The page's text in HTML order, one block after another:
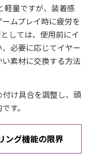
軽量ですが、装着感
ムプレイ時に疲労を
しては、使用前にイ
必要に応じてイヤー
素材に交換する方法
け具合を調整し、頭
す。
ング機能の限界